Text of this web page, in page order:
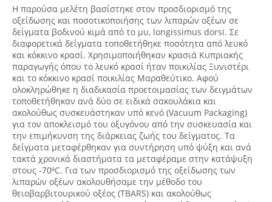
Η παρούσα μελέτη βασίστηκε στον προσδιορισμό της
οξείδωσης και ποσοτικοποιήσης των λιπαρών οξέων σε
δείγματα βοδινού κιμά από το μυ, longissimus dorsi. Σε
διαφορετικά δείγματα τοποθετήθηκε ποσότητα από λευκό
και κόκκινο κρασί. Χρησιμοποιήθηκαν κρασιά Κυπριακής
παραγωγής όπου το λευκό κρασί ήταν ποικιλίας Ξυνιστέρι
και το κόκκινο κρασί ποικιλίας Μαραθεύτικο. Αφού
ολοκληρώθηκε η διαδικασία προετοιμασίας των δειγμάτων
τοποθετήθηκαν ανά δύο σε ειδικά σακουλάκια και
ακολούθως συσκευάστηκαν υπό κενό (Vacuum Packaging)
για τον αποκλεισμό του οξυγόνου από την συσκευασία και
την επιμήκυνση της διάρκειας ζωής του δείγματος. Τα
δείγματα μεταφέρθηκαν για συντήρηση υπό ψύξη και ανά
τακτά χρονικά διαστήματα τα μεταφέραμε στην κατάψυξη
στους -70⁰C. Για των προσδιορισμό της οξείδωσης των
λιπαρών οξέων ακολουθήσαμε την μέθοδο του
θειοβαρβιτουρικού οξέος (TBARS) και ακολούθως